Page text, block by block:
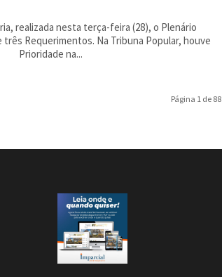
realizada nesta terça-feira (28), o Plenário
Requerimentos. Na Tribuna Popular, houve
duas participações. Prioridade na...
Página 1 de 88